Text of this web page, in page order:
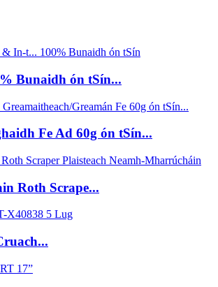
Bunaidh ón tSín...
Fe Ad 60g ón tSín...
Roth Scrape...